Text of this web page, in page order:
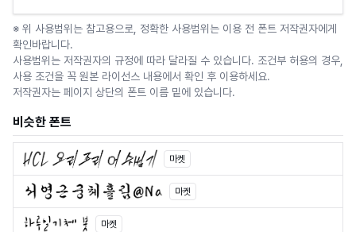
※ 위 사용범위는 참고용으로, 정확한 사용범위는 이용 전 폰트 저작권자에게
확인바랍니다.
사용범위는 저작권자의 규정에 따라 달라질 수 있습니다. 조건부 허용의 경우,
사용 조건을 꼭 원본 라이선스 내용에서 확인 후 이용하세요.
저작권자는 페이지 상단의 폰트 이름 밑에 있습니다.
비슷한 폰트
마켓
마켓
마켓